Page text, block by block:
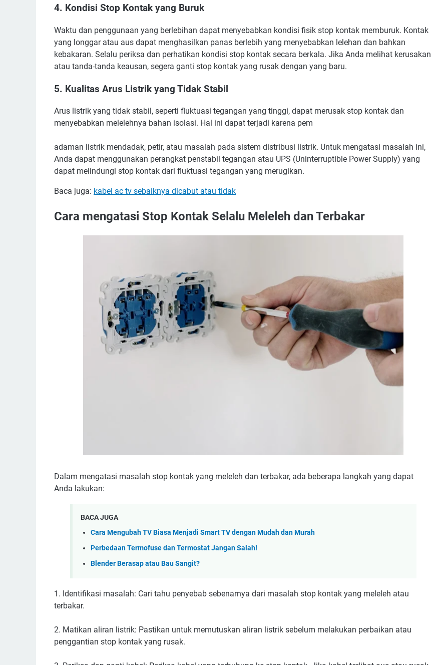
4. Kondisi Stop Kontak yang Buruk
Waktu dan penggunaan yang berlebihan dapat menyebabkan kondisi fisik stop kontak memburuk. Kontak
yang longgar atau aus dapat menghasilkan panas berlebih yang menyebabkan lelehan dan bahkan
kebakaran. Selalu periksa dan perhatikan kondisi stop kontak secara berkala. Jika Anda melihat kerusakan
atau tanda-tanda keausan, segera ganti stop kontak yang rusak dengan yang baru.
5. Kualitas Arus Listrik yang Tidak Stabil
Arus listrik yang tidak stabil, seperti fluktuasi tegangan yang tinggi, dapat merusak stop kontak dan
menyebabkan melelehnya bahan isolasi. Hal ini dapat terjadi karena pem
adaman listrik mendadak, petir, atau masalah pada sistem distribusi listrik. Untuk mengatasi masalah ini,
Anda dapat menggunakan perangkat penstabil tegangan atau UPS (Uninterruptible Power Supply) yang
dapat melindungi stop kontak dari fluktuasi tegangan yang merugikan.
Baca juga: kabel ac tv sebaiknya dicabut atau tidak
Cara mengatasi Stop Kontak Selalu Meleleh dan Terbakar
Dalam mengatasi masalah stop kontak yang meleleh dan terbakar, ada beberapa langkah yang dapat
Anda lakukan:
BACA JUGA
Cara Mengubah TV Biasa Menjadi Smart TV dengan Mudah dan Murah
Perbedaan Termofuse dan Termostat Jangan Salah!
Blender Berasap atau Bau Sangit?
1. Identifikasi masalah: Cari tahu penyebab sebenarnya dari masalah stop kontak yang meleleh atau
terbakar.
2. Matikan aliran listrik: Pastikan untuk memutuskan aliran listrik sebelum melakukan perbaikan atau
penggantian stop kontak yang rusak.